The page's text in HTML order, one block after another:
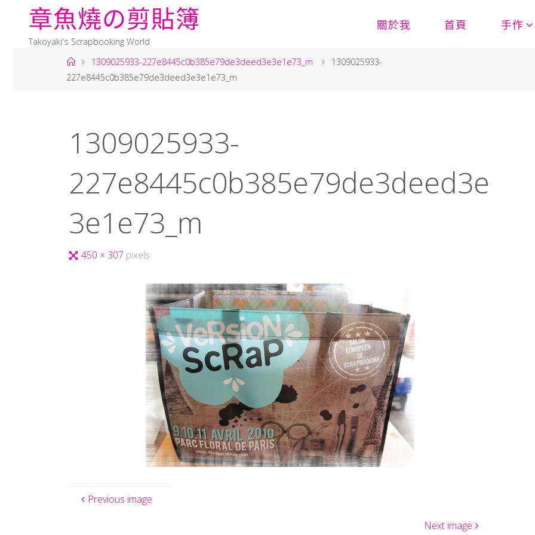
章魚燒の剪貼簿
Takoyaki's Scrapbooking World
關於我 首頁 手作
1309025933-227e8445c0b385e79de3deed3e3e1e73_m
1309025933-
227e8445c0b385e79de3deed3e3e1e73_m
1309025933-
227e8445c0b385e79de3deed3e
3e1e73_m
450 × 307 pixels
Previous image
Next image